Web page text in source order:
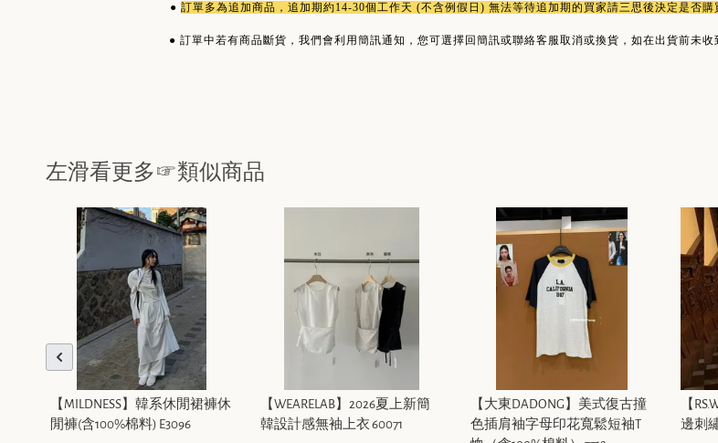
● 訂單多為追加商品 ，追加期約14-30個工作天 (不含例假日) 無法等待追加期的買家請三思後決定是否
● 訂單中若有商品斷貨，我們會利用簡訊通知，您可選擇回簡訊或聯絡客服取消或換貨，如在出貨前未
左滑看更多☞類似商品
【MILDNESS】韓系休閒裙褲休
閒褲(含100%棉料) E3096
【WEARELAB】2026夏上新簡
韓設計感無袖上衣 60071
【大東DADONG】美式復古撞
色插肩袖字母印花寬鬆短袖T
【
邊刺